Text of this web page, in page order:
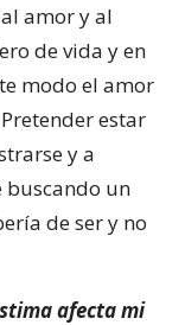
amor y al
de vida y en
modo el amor
estar
y a
buscando un
de ser y no
afecta mi